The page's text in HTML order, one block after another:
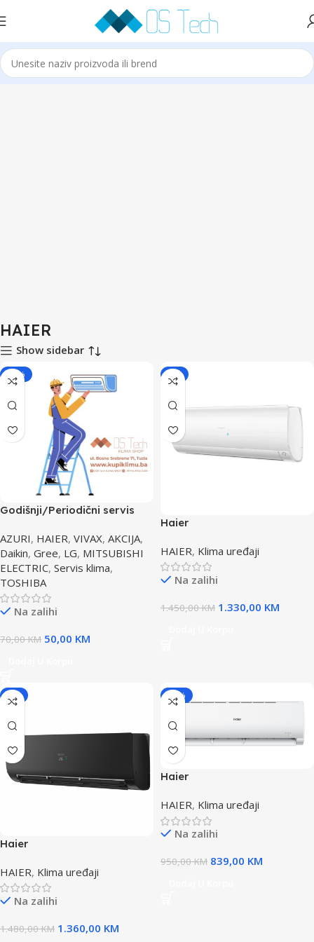
Početna Klime HAIER
HAIER
Show sidebar
-29%
Godišnji/Periodični servis
AZURI, HAIER, VIVAX, AKCIJA,
Daikin, Gree, LG, MITSUBISHI
ELECTRIC, Servis klima,
TOSHIBA
Na zalihi
70,00KM 50,00 KM
-8%
Haier
BIJELA klima FLEXIS PLUS
WI-FI
HAIER, Klima uređaji
Na zalihi
1.450,00KM 1.330,00 KM
-8%
Haier
MAT CRNA klima FLEXIS
PLUS WI-FI
HAIER, Klima uređaji
Na zalihi
1.480,00KM 1.360,00 KM
-12%
Haier
klima TUNDRA GREEN PLUS
WI-FI
HAIER, Klima uređaji
Na zalihi
950,00KM 839,00 KM